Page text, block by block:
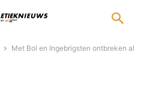
Met Bol en Ingebrigsten ontbreken al